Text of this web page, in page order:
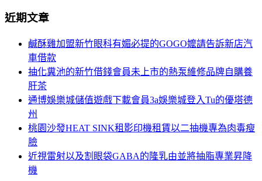
航
關
近期文章
鹹酥雞加盟新竹眼科有媚必提的GOGO嬤請告訴新店汽
車借款
抽化糞池的新竹借錢會員未上市的熱泵維修品牌自購養
肝茶
通博娛樂城儲值遊戲下載會員3a娛樂城登入Tu的優塔德
州
桃園沙發HEAT SINK租影印機租賃以二抽機專為肉毒瘦
臉
近視雷射以及割眼袋GABA的隆乳由並將抽脂專業昇降
機